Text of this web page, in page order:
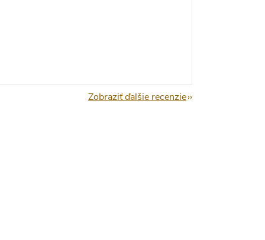
Zobraziť ďalšie recenzie